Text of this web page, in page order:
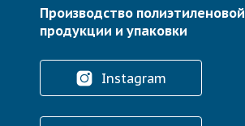
Производство полиэтиленовой
продукции и упаковки
Instagram